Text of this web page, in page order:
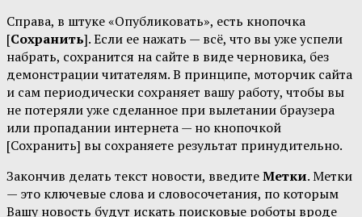
Справа, в штуке «Опубликовать», есть кнопочка
[Сохранить]. Если ее нажать — всё, что вы уже успели
набрать, сохранится на сайте в виде черновика, без
демонстрации читателям. В принципе, моторчик сайта
и сам периодически сохраняет вашу работу, чтобы вы
не потеряли уже сделанное при вылетании браузера
или пропадании интернета — но кнопочкой
[Сохранить] вы сохраняете результат принудительно.
Закончив делать текст новости, введитеМетки. Метки
— это ключевые слова и словосочетания, по которым
Вашу новость будут искать поисковые роботы вроде